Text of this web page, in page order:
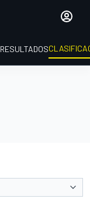
RESULTADOS